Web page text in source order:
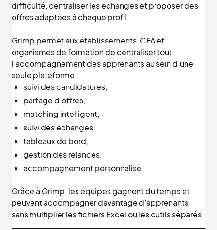
difficulté, centraliser les échanges et proposer des
offres adaptées à chaque profil.
Grimp permet aux établissements, CFA et
organismes de formation de centraliser tout
l’accompagnement des apprenants au sein d’une
seule plateforme :
suivi des candidatures,
partage d’offres,
matching intelligent,
suivi des échanges,
tableaux de bord,
gestion des relances,
accompagnement personnalisé.
Grâce à Grimp, les équipes gagnent du temps et
peuvent accompagner davantage d’apprenants
sans multiplier les fichiers Excel ou les outils séparés.